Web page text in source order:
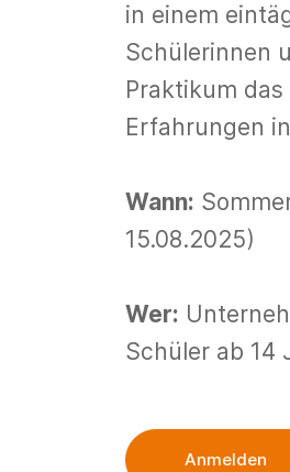
in einem
Schülerinnen
Praktikum
Erfahrungen
Wann:
15.08.2025)
Wer:
Schüler ab 14
Anmelden